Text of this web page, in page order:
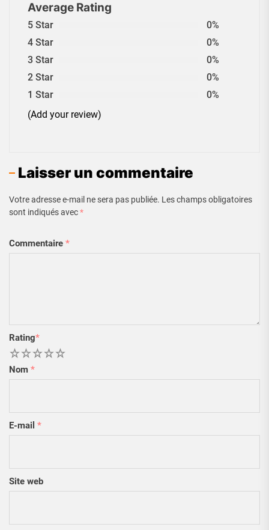
Average Rating
5 Star
0%
4 Star
0%
3 Star
0%
2 Star
0%
1 Star
0%
(Add your review)
Laisser un commentaire
Votre adresse e-mail ne sera pas publiée. Les champs obligatoires
sont indiqués avec*
Commentaire *
Rating*
5
4
3
2
Nom *
E-mail *
Site web